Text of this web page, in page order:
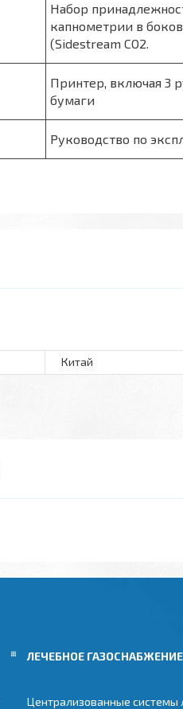
Набор
капнометрии в
(Sidestream CO2.
Принтер, включая 3
бумаги
Руководство по
Китай
ЛЕЧЕБНОЕ ГАЗОСНАБЖЕНИЕ
Централизованные системы